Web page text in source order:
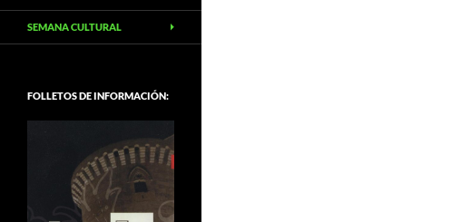
SEMANA CULTURAL
FOLLETOS DE INFORMACIÓN: